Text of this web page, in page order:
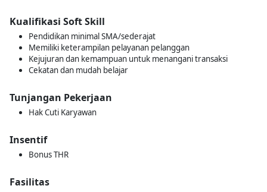
Kualifikasi Soft Skill
Pendidikan minimal SMA/sederajat
Memiliki keterampilan pelayanan pelanggan
Kejujuran dan kemampuan untuk menangani transaksi
Cekatan dan mudah belajar
Tunjangan Pekerjaan
Hak Cuti Karyawan
Insentif
Bonus THR
Fasilitas